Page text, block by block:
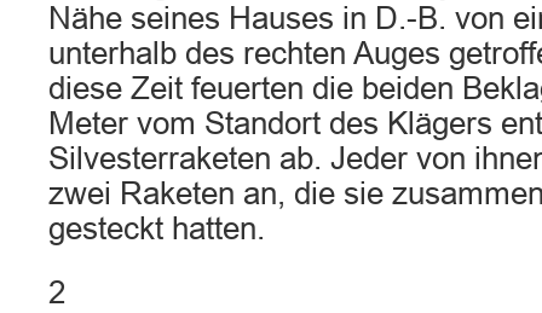
Nähe seines Hauses in D.-B. von
unterhalb des rechten Auges
diese Zeit feuerten die beiden
Meter vom Standort des Klägers
Silvesterraketen ab. Jeder von
zwei Raketen an, die sie
gesteckt hatten.
2